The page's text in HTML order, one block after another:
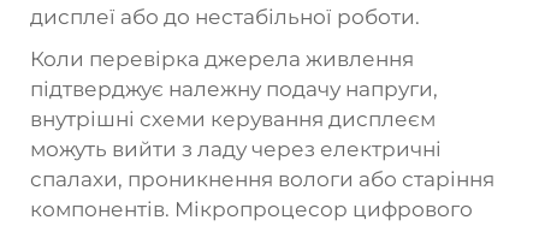
дисплеї або до нестабільної роботи.
Коли перевірка джерела живлення
підтверджує належну подачу напруги,
внутрішні схеми керування дисплеєм
можуть вийти з ладу через електричні
спалахи, проникнення вологи або старіння
компонентів. Мікропроцесор цифрового